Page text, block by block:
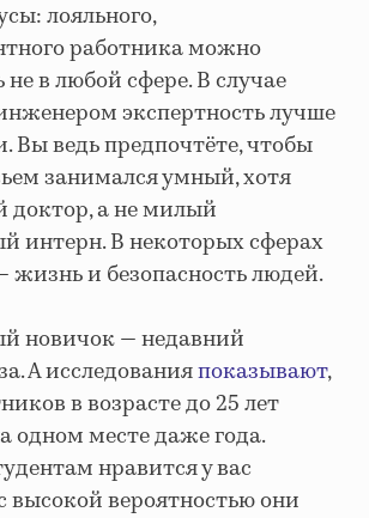
лояльного,
работника можно
не в любой сфере. В случае
экспертность лучше
Вы ведь предпочтёте, чтобы
занимался умный, хотя
доктор, а не милый
интерн. В некоторых сферах
и безопасность людей.
новичок — недавний
А исследованияпоказывают,
в возрасте до 25 лет
одном месте даже года.
нравится у вас
высокой вероятностью они